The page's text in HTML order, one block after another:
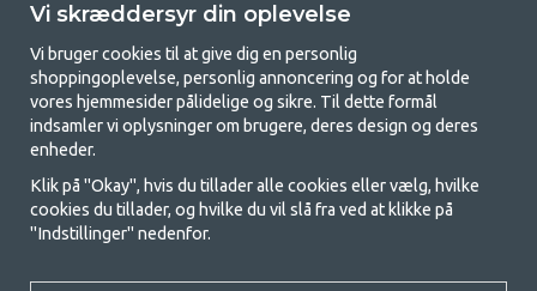
GetCamping.dk - Din butik for
camping og friluftsliv
Camping kan enten være en livsstil eller en måde at samle familien på til
et fælles eventyr. Uanset hvilken kategori du tilhører, finder du alt, du
til at campere, så vi tilbyder rigtig gode priser på familietelte,
Vi skræddersyr din oplevelse
Vi bruger cookies til at give dig en personlig
shoppingoplevelse, personlig annoncering og for at holde
vores hjemmesider pålidelige og sikre. Til dette formål
indsamler vi oplysninger om brugere, deres design og deres
enheder.
Klik på "Okay", hvis du tillader alle cookies eller vælg, hvilke
cookies du tillader, og hvilke du vil slå fra ved at klikke på
"Indstillinger" nedenfor.